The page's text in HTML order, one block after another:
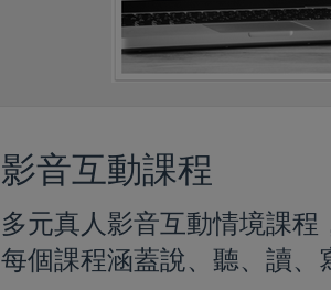
影音互動課程
多元真人影音互動情境課程
每個課程涵蓋說、聽、讀、